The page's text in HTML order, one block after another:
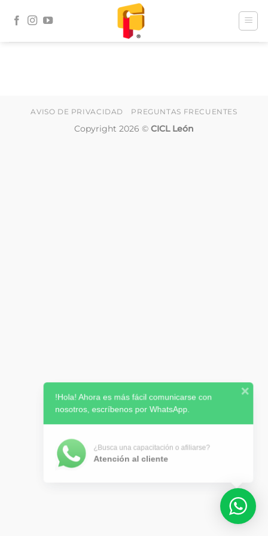
AVISO DE PRIVACIDAD PREGUNTAS FRECUENTES
Copyright 2026 © CICL León
!Hola! Ahora es más fácil comunicarse con
nosotros, escríbenos por WhatsApp.
¿Busca una capacitación o afiliarse?
Atención al cliente